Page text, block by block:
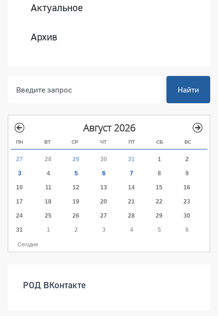
Актуальное
Архив
Найти
Август 2026
ПН ВТ СР ЧТ ПТ СБ ВС
27 28 29 30 31 1 2
3 4 5 6 7 8 9
10 11 12 13 14 15 16
17 18 19 20 21 22 23
24 25 26 27 28 29 30
31 1 2 3 4 5 6
Сегодня
РОД ВКонтакте